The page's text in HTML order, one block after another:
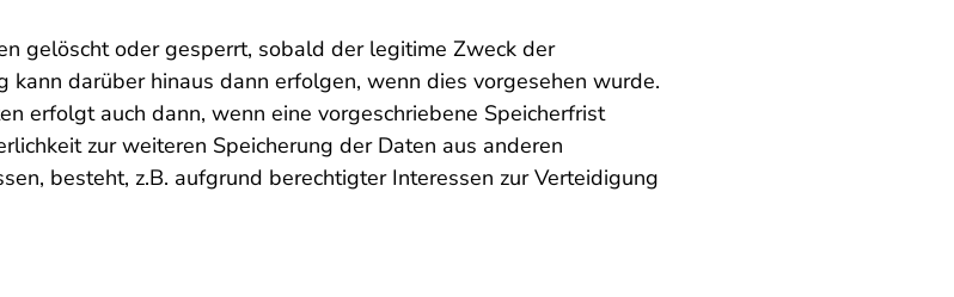
gelöscht oder gesperrt, sobald der legitime Zweck der
kann darüber hinaus dann erfolgen, wenn dies vorgesehen wurde.
erfolgt auch dann, wenn eine vorgeschriebene Speicherfrist
zur weiteren Speicherung der Daten aus anderen
besteht, z.B. aufgrund berechtigter Interessen zur Verteidigung